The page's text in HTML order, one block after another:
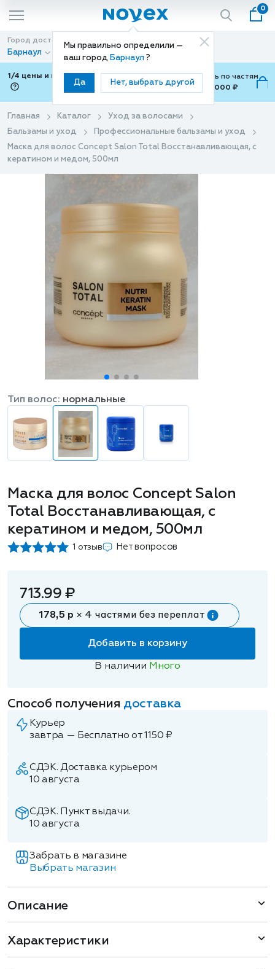
Мы правильно определили —
ваш город Барнаул ?
Да Нет, выбрать другой
0
Город доставки
Барнаул
Способ доставки
Доставка
1/4 цены и покупки ваши с Подели
Можно оплатить по частям
от 700 ₽ до 15,000 ₽
Главная Каталог
Уход за волосами
Бальзамы и уход
Профессиональные бальзамы и уход
Маска для волос Concept Salon Total Восстанавливающая, с
кератином и медом, 500мл
Маска для волос Concept Salon
Total Восстанавливающая, с
кератином и медом, 500мл
1 отзыв Нет вопросов
Тип волос: нормальные
713.99 ₽
178,5 р × 4 частями без переплат
Добавить в корзину
В наличии Много
Способ получения доставка
Курьер
завтра — Бесплатно от 1150 ₽
СДЭК. Доставка курьером
10 августа
СДЭК. Пункт выдачи.
10 августа
Забрать в магазине
Выбрать магазин
Описание
Характеристики